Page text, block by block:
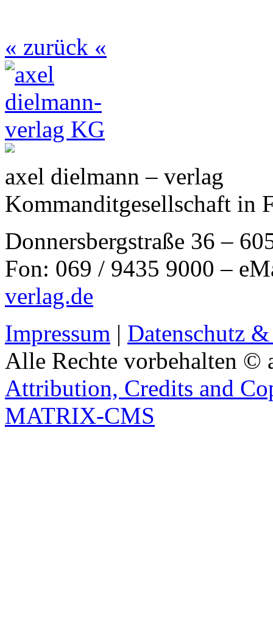
« zurück «
axel dielmann – verlag
Kommanditgesellschaft in
Donnersbergstraße 36 –
Fon: 069 / 9435 9000 –
verlag.de
Impressum | Datenschutz
Alle Rechte vorbehalten ©
Attribution, Credits and
MATRIX-CMS